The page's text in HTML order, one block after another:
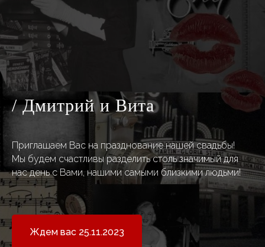
/Дмитрий и Вита
Приглашаем Вас на празднование нашей свадьбы!
Мы будем счастливы разделить столь значимый для
нас день с Вами, нашими самыми близкими людьми!
Ждем вас 25.11.2023